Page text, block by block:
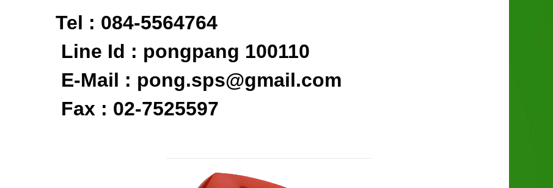
084-5564764
Id : pongpang 100110
: pong.sps@gmail.com
: 02-7525597